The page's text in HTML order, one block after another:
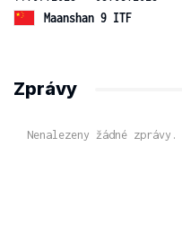
Maanshan 9 ITF
Zprávy
Nenalezeny žádné zprávy.